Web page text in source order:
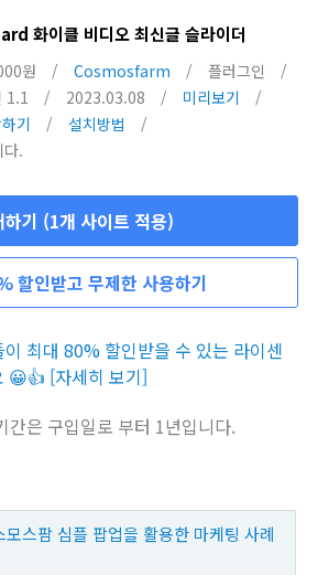
화이클 비디오 최신글 슬라이더
원 / Cosmosfarm / 플러그인
/
1.1
/ 2023.03.08 / 미리보기
/
기
/ 설치방법
/
.
하기 (1개 사이트 적용)
할인받고 무제한 사용하기
최대 80% 할인받을 수 있는 라이센
😀👍 [자세히 보기]
은 구입일로 부터 1년입니다.
스팜 심플 팝업을 활용한 마케팅 사례